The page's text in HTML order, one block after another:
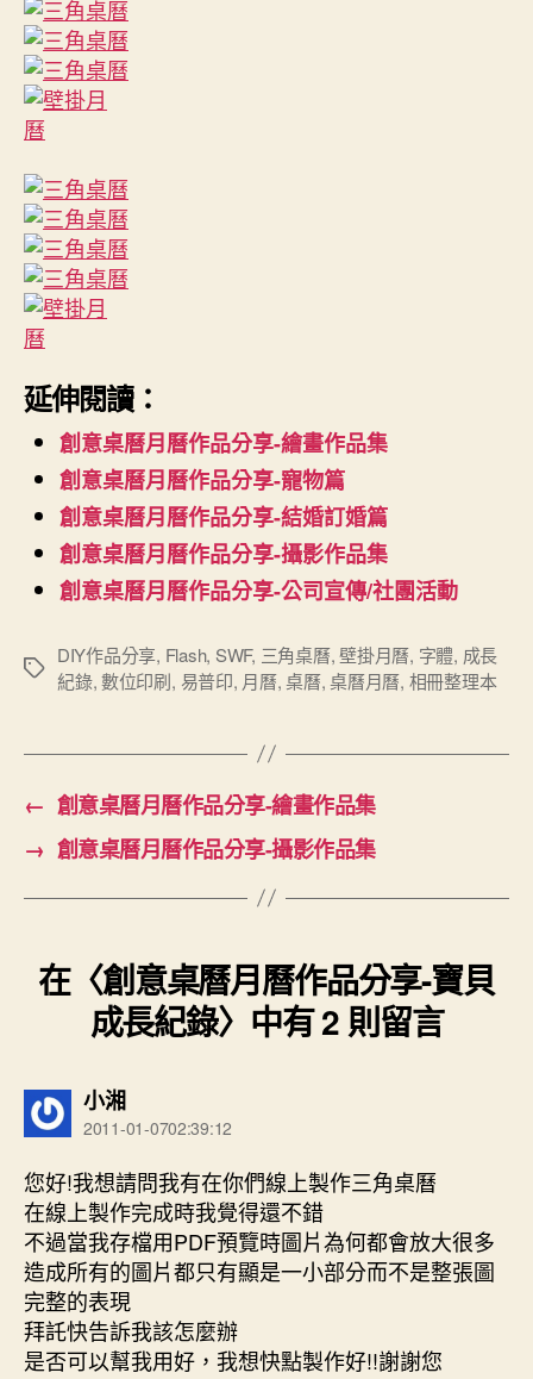
延伸閱讀：
創意桌曆月曆作品分享-繪畫作品集
創意桌曆月曆作品分享-寵物篇
創意桌曆月曆作品分享-結婚訂婚篇
創意桌曆月曆作品分享-攝影作品集
創意桌曆月曆作品分享-公司宣傳/社團活動
標
DIY作品分享, Flash, SWF, 三角桌曆,壁掛月曆, 字體, 成長
紀錄,數位印刷, 易普印, 月曆,桌曆,桌曆月曆, 相冊整理本
← 創意桌曆月曆作品分享-繪畫作品集
→ 創意桌曆月曆作品分享-攝影作品集
在〈創意桌曆月曆作品分享-寶貝
成長紀錄〉中有 2 則留言
小湘表
示:
2011-01-0702:39:12
您好!我想請問我有在你們線上製作三角桌曆
在線上製作完成時我覺得還不錯
不過當我存檔用PDF預覽時圖片為何都會放大很多
造成所有的圖片都只有顯是一小部分而不是整張圖
完整的表現
拜託快告訴我該怎麼辦
是否可以幫我用好，我想快點製作好!!謝謝您